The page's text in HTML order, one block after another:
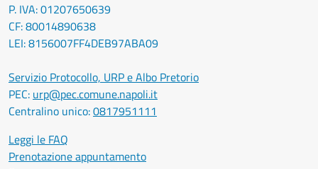
P. IVA: 01207650639
CF: 80014890638
LEI: 8156007FF4DEB97ABA09
Servizio Protocollo, URP e Albo Pretorio
PEC: urp@pec.comune.napoli.it
Centralino unico:0817951111
Leggi le FAQ
Prenotazione appuntamento